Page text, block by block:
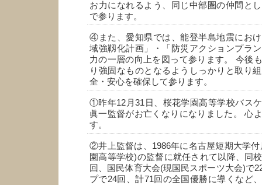
お力になれるよう、同じ中部圏の仲間と
で参ります。
④また、愛知県では、能登半島地震にお
域強靱化計画」・「防災アクションプラ
力の一層の向上を図って参ります。 今後
り強固なものとなるようしっかりと取り
全・安心を確保して参ります。
①昨年12月31日、桜花学園高等学校バス
眞一監督がお亡くなりになりました。 心
す。
②井上監督は、1986年に名古屋短期大学
園高等学校)の監督に就任されて以降、同
回、国民体育大会(現国民スポーツ大会)で
プで24回、計71回の全国優勝に導くなど